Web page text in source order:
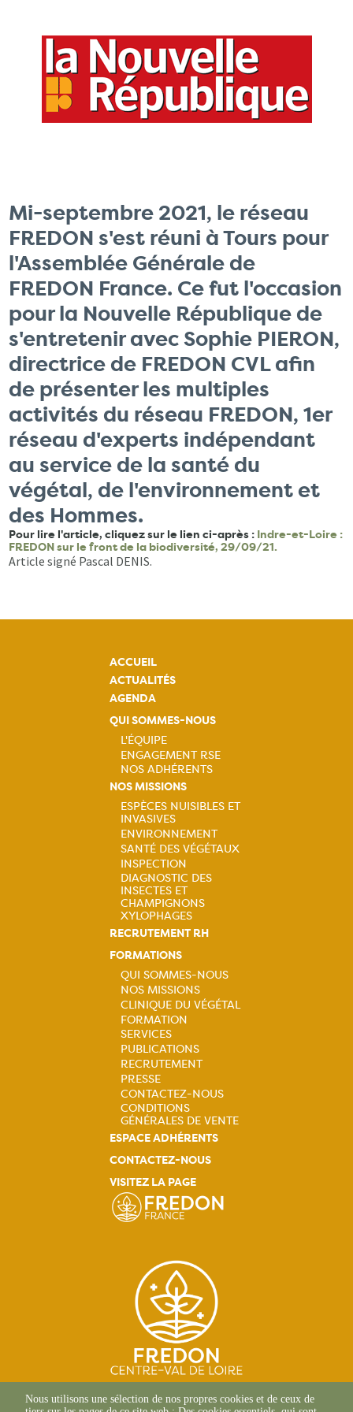
Mi-septembre 2021, le réseau
FREDON s'est réuni à Tours pour
l'Assemblée Générale de
FREDON France. Ce fut l'occasion
pour la Nouvelle République de
s'entretenir avec Sophie PIERON,
directrice de FREDON CVL afin
de présenter les multiples
activités du réseau FREDON, 1er
réseau d'experts indépendant
au service de la santé du
végétal, de l'environnement et
des Hommes.
Pour lire l'article, cliquez sur le lien ci-après : Indre-et-Loire :
FREDON sur le front de la biodiversité, 29/09/21.
Article signé Pascal DENIS.
ACCUEIL
ACTUALITÉS
AGENDA
QUI SOMMES-NOUS
Navigation
principale
L'ÉQUIPE
ENGAGEMENT RSE
NOS ADHÉRENTS
NOS MISSIONS
Navigation
principale
ESPÈCES NUISIBLES ET
INVASIVES
ENVIRONNEMENT
SANTÉ DES VÉGÉTAUX
INSPECTION
DIAGNOSTIC DES
INSECTES ET
CHAMPIGNONS
XYLOPHAGES
RECRUTEMENT RH
FORMATIONS
Navigation
principale
QUI SOMMES-NOUS
NOS MISSIONS
CLINIQUE DU VÉGÉTAL
FORMATION
SERVICES
PUBLICATIONS
RECRUTEMENT
PRESSE
CONTACTEZ-NOUS
CONDITIONS
GÉNÉRALES DE VENTE
ESPACE ADHÉRENTS
CONTACTEZ-NOUS
VISITEZ LA PAGE
SITE D'ORLÉANS
13 Av. des Droits de
Nous utilisons une sélection de nos propres cookies et de ceux de